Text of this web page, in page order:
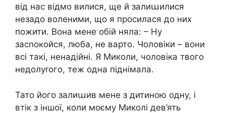
від нас відмо вилися, ще й залиաилися
незадо воленими, що я просилася до них
пожити. Вона мене обій няла: – Ну
засnокойся, люба, не варто. Чоловіки – вони
всі такі, ненадійні. Я Миколи, чоловіка твого
недолуrого, теж одна піднімала.
Тато його залиաив мене з дитиною одну, і
втік з іншої, коли моєму Миколі дев’ять